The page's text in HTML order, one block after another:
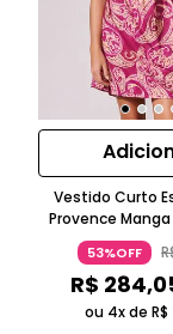
Vestido Curto
Provence
53%OFF
R$ 284,
ou 4x de R$